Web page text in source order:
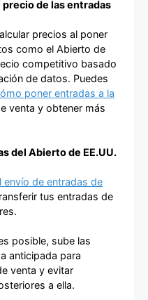
de las entradas
precios al poner
como el Abierto de
competitivo basado
de datos. Puedes
poner entradas a la
venta y obtener más
del Abierto de EE.UU.
envío de entradas de
tus entradas de
posible, sube las
anticipada para
venta y evitar
a ella.